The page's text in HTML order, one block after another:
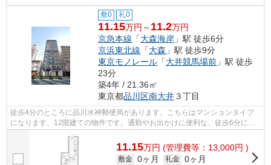
敷0 礼0
11.15万円～ 11.2万円
京急本線 「大森海岸 」駅 徒歩6分
京浜東北線 「大森 」駅 徒歩9分
東京モノレール 「大井競馬場前 」駅 徒歩
23分
築4年 / 21.36㎡
東京都品川区南大井３丁目
徒歩4分のところに品川水神郵便局があります。こちらはマンションタイプ
になります。12階建ての物件です。通勤やお出かけに便利な、徒歩6分に駅
のある物件です。品川区エリアの賃貸情...
11.15万円 (管理費等：13,000円 )
敷金 0ヶ月 礼金 0ヶ月